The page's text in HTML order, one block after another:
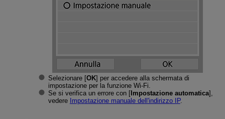
Selezionare [OK] per accedere alla schermata di
impostazione per la funzione Wi-Fi.
Se si verifica un errore con [Impostazione automatica],
vedere Impostazione manuale dell'indirizzo IP.